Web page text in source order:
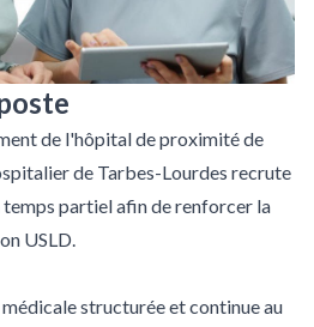
de l'hôpital de proximité de
de Tarbes-Lourdes recrute
partiel afin de renforcer la
USLD.
structurée et continue au